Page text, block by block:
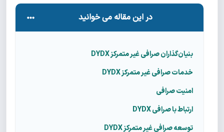
در این مقاله می خوانید
بنیان‌گذاران صرافی غیر متمرکز DYDX
خدمات صرافی غیر متمرکز DYDX
امنیت صرافی
ارتباط با صرافی DYDX
توسعه صرافی غیر متمرکز DYDX